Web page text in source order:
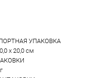
УПАКОВКА
x 20,0 см